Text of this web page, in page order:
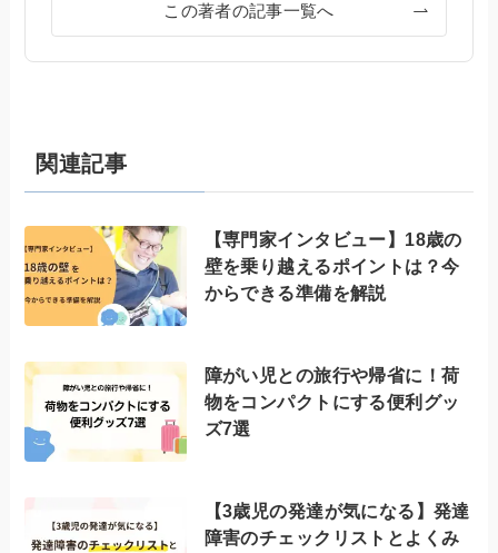
この著者の記事一覧へ
関連記事
【専門家インタビュー】18歳の
壁を乗り越えるポイントは？今
からできる準備を解説
障がい児との旅行や帰省に！荷
物をコンパクトにする便利グッ
ズ7選
【3歳児の発達が気になる】発達
障害のチェックリストとよくみ